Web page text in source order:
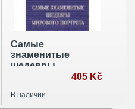
Самые
знаменитые
шедевры
405 Kč
В наличии